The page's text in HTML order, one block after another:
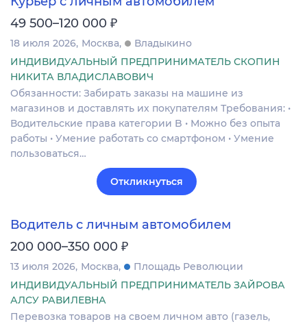
49 500–120 000 ₽
18 июля 2026 Москва
Владыкино
ИНДИВИДУАЛЬНЫЙ ПРЕДПРИНИМАТЕЛЬ СКОПИН
НИКИТА ВЛАДИСЛАВОВИЧ
Обязанности: Забирать заказы на машине из
магазинов и доставлять их покупателям Требования: •
Водительские права категории B • Можно без опыта
работы • Умение работать со смартфоном • Умение
пользоваться…
Откликнуться
Водитель с личным автомобилем
200 000–350 000 ₽
13 июля 2026 Москва
Площадь Революции
ИНДИВИДУАЛЬНЫЙ ПРЕДПРИНИМАТЕЛЬ ЗАЙРОВА
АЛСУ РАВИЛЕВНА
Перевозка товаров на своем личном авто (газель,